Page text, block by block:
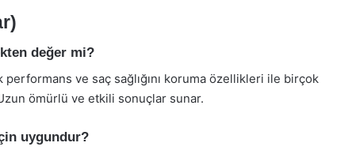
değer mi?
ve saç sağlığını koruma özellikleri ile birçok
ömürlü ve etkili sonuçlar sunar.
uygundur?